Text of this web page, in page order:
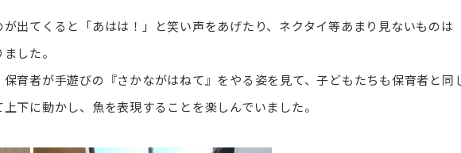
出てくると「あはは！」と笑い声をあげたり、ネクタイ等あまり見ないものは
した。
育者が手遊びの『さかながはねて』をやる姿を見て、子どもたちも保育者と同
下に動かし、魚を表現することを楽しんでいました。